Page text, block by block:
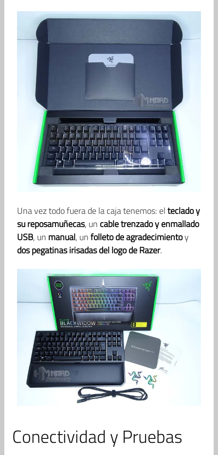
Una vez todo fuera de la caja tenemos: elteclado y
su reposamuñecas, un cable trenzado y enmallado
USB, un manual, unfolleto de agradecimientoy
dos pegatinas irisadas del logo de Razer.
Conectividad y Pruebas